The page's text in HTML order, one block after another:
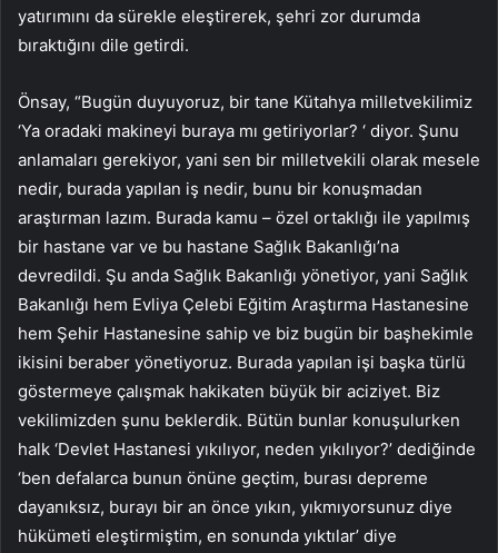
yatırımını da sürekle eleştirerek, şehri zor durumda
bıraktığını dile getirdi.
Önsay, “Bugün duyuyoruz, bir tane Kütahya milletvekilimiz
‘Ya oradaki makineyi buraya mı getiriyorlar? ‘ diyor. Şunu
anlamaları gerekiyor, yani sen bir milletvekili olarak mesele
nedir, burada yapılan iş nedir, bunu bir konuşmadan
araştırman lazım. Burada kamu – özel ortaklığı ile yapılmış
bir hastane var ve bu hastane Sağlık Bakanlığı’na
devredildi. Şu anda Sağlık Bakanlığı yönetiyor, yani Sağlık
Bakanlığı hem Evliya Çelebi Eğitim Araştırma Hastanesine
hem Şehir Hastanesine sahip ve biz bugün bir başhekimle
ikisini beraber yönetiyoruz. Burada yapılan işi başka türlü
göstermeye çalışmak hakikaten büyük bir aciziyet. Biz
vekilimizden şunu beklerdik. Bütün bunlar konuşulurken
halk ‘Devlet Hastanesi yıkılıyor, neden yıkılıyor?’ dediğinde
‘ben defalarca bunun önüne geçtim, burası depreme
dayanıksız, burayı bir an önce yıkın, yıkmıyorsunuz diye
hükümeti eleştirmiştim, en sonunda yıktılar’ diye